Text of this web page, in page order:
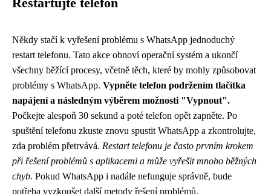
Restartujte telefon
Někdy stačí k vyřešení problému s WhatsApp jednoduchý
restart telefonu. Tato akce obnoví operační systém a ukončí
všechny běžící procesy, včetně těch, které by mohly způsobovat
problémy s WhatsApp. Vypněte telefon podržením tlačítka
napájení a následným výběrem možnosti "Vypnout".
Počkejte alespoň 30 sekund a poté telefon opět zapněte. Po
spuštění telefonu zkuste znovu spustit WhatsApp a zkontrolujte,
zda problém přetrvává. Restart telefonu je často prvním krokem
při řešení problémů s aplikacemi a může vyřešit mnoho běžných
chyb. Pokud WhatsApp i nadále nefunguje správně, bude
potřeba vyzkoušet další metody řešení problémů.